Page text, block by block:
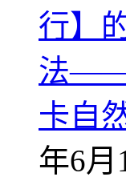
行】
法
卡自
年6月